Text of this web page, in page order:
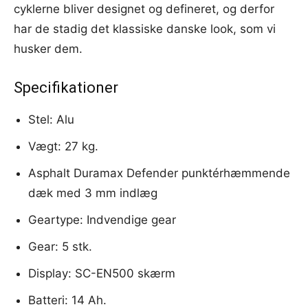
cyklerne bliver designet og defineret, og derfor
har de stadig det klassiske danske look, som vi
husker dem.
Specifikationer
Stel: Alu
Vægt: 27 kg.
Asphalt Duramax Defender punktérhæmmende
dæk med 3 mm indlæg
Geartype: Indvendige gear
Gear: 5 stk.
Display: SC-EN500 skærm
Batteri: 14 Ah.